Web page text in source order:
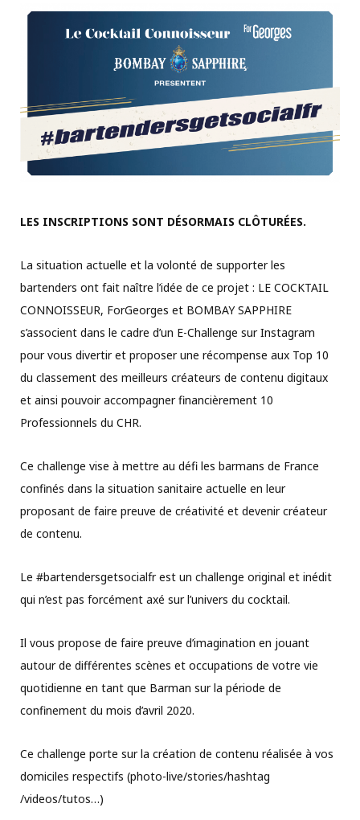
LES INSCRIPTIONS SONT DÉSORMAIS CLÔTURÉES.
La situation actuelle et la volonté de supporter les
bartenders ont fait naître l’idée de ce projet : LE COCKTAIL
CONNOISSEUR, ForGeorges et BOMBAY SAPPHIRE
s’associent dans le cadre d’un E-Challenge sur Instagram
pour vous divertir et proposer une récompense aux Top 10
du classement des meilleurs créateurs de contenu digitaux
et ainsi pouvoir accompagner financièrement 10
Professionnels du CHR.
Ce challenge vise à mettre au défi les barmans de France
confinés dans la situation sanitaire actuelle en leur
proposant de faire preuve de créativité et devenir créateur
de contenu.
Le #bartendersgetsocialfr est un challenge original et inédit
qui n’est pas forcément axé sur l’univers du cocktail.
Il vous propose de faire preuve d’imagination en jouant
autour de différentes scènes et occupations de votre vie
quotidienne en tant que Barman sur la période de
confinement du mois d’avril 2020.
Ce challenge porte sur la création de contenu réalisée à vos
domiciles respectifs (photo-live/stories/hashtag
/videos/tutos…)